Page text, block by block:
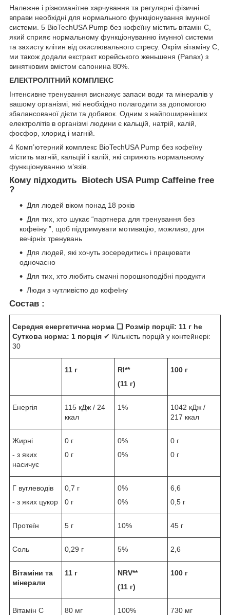
Належне і різноманітне харчування та регулярні фізичні
вправи необхідні для нормального функціонування імунної
системи. 5 BioTechUSA Pump без кофеїну містить вітамін С,
який сприяє нормальному функціонуванню імунної системи
та захисту клітин від окислювального стресу. Окрім вітаміну С,
ми також додали екстракт корейського женьшеня (Panax) з
винятковим вмістом сапонина 80%.
ЕЛЕКТРОЛІТНИЙ КОМПЛЕКС
Інтенсивне тренування виснажує запаси води та мінералів у
вашому організмі, які необхідно полагодити за допомогою
збалансованої дієти та добавок. Одним з найпоширеніших
електролітів в організмі людини є кальцій, натрій, калій,
фосфор, хлорид і магній.
4 Комп’ютерний комплекс BioTechUSA Pump без кофеїну
містить магній, кальцій і калій, які сприяють нормальному
функціонуванню м’язів.
Кому підходить Biotech USA Pump Caffeine free
?
Для людей віком понад 18 років
Для тих, хто шукає “партнера для тренування без
кофеїну ”, щоб підтримувати мотивацію, можливо, для
вечірніх тренувань
Для людей, які хочуть зосередитись і працювати
одночасно
Для тих, хто любить смачні порошкоподібні продукти
Люди з чутливістю до кофеїну
Состав :
Середня енергетична норма ❑ Розмір порції: 11 г he
Суткова норма: 1 порція ✔ Кількість порцій у контейнері:
30
11 г
RI**
(11 г)
100 г
Енергія
115 кДж / 24
ккал
1%
1042 кДж /
217 ккал
Жирні
- з яких
насичує
0 г
0 г
0%
0%
0 г
0 г
Г вуглеводів
- з яких цукор
0,7 г
0 г
0%
0%
6,6
0,5 г
Протеїн 5 г 10% 45 г
Соль 0,29 г 5% 2,6
Вітаміни та
мінерали
11 г
NRV**
(11 г)
100 г
Вітамін С 80 мг 100% 730 мг